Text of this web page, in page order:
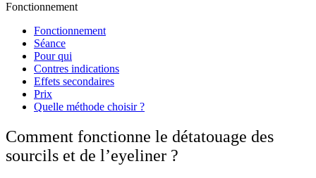
Fonctionnement
Fonctionnement
Séance
Pour qui
Contres indications
Effets secondaires
Prix
Quelle méthode choisir ?
Comment fonctionne le détatouage des
sourcils et de l’eyeliner ?